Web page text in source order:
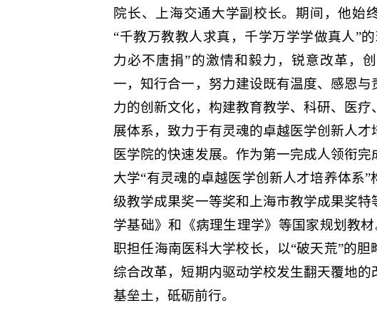
院长、上海交通大学副校长。期间，他始
“千教万教教人求真，千学万学学做真人”
力必不唐捐”的激情和毅力，锐意改革，
一，知行合一，努力建设既有温度、感恩
力的创新文化，构建教育教学、科研、医
展体系，致力于有灵魂的卓越医学创新人
医学院的快速发展。作为第一完成人领衔
大学“有灵魂的卓越医学创新人才培养体系
级教学成果奖一等奖和上海市教学成果奖
学基础》和《病理生理学》等国家规划教
职担任海南医科大学校长，以“破天荒”的
综合改革，短期内驱动学校发生翻天覆地
基垒土，砥砺前行。